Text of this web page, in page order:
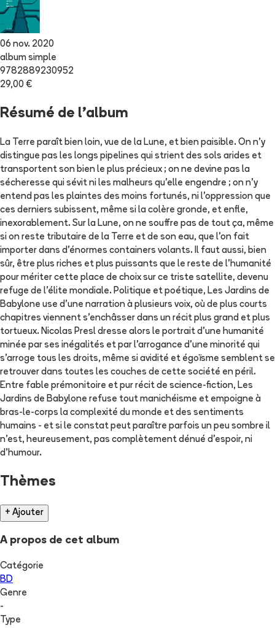
06 nov. 2020
album simple
9782889230952
29,00 €
Résumé de l'album
La Terre paraît bien loin, vue de la Lune, et bien paisible. On n'y
distingue pas les longs pipelines qui strient des sols arides et
transportent son bien le plus précieux ; on ne devine pas la
sécheresse qui sévit ni les malheurs qu'elle engendre ; on n'y
entend pas les plaintes des moins fortunés, ni l'oppression que
ces derniers subissent, même si la colère gronde, et enfle,
inexorablement. Sur la Lune, on ne souffre pas de tout ça, même
si on reste tributaire de la Terre et de son eau, que l'on fait
importer dans d'énormes containers volants. Il faut aussi, bien
sûr, être plus riches et plus puissants que le reste de l'humanité
pour mériter cette place de choix sur ce triste satellite, devenu
refuge de l'élite mondiale. Politique et poétique, Les Jardins de
Babylone use d'une narration à plusieurs voix, où de plus courts
chapitres viennent s'enchâsser dans un récit plus grand et plus
tortueux. Nicolas Presl dresse alors le portrait d'une humanité
minée par ses inégalités et par l'arrogance d'une minorité qui
s'arroge tous les droits, même si avidité et égoïsme semblent se
retrouver dans toutes les couches de cette société en péril.
Entre fable prémonitoire et pur récit de science-fiction, Les
Jardins de Babylone refuse tout manichéisme et empoigne à
bras-le-corps la complexité du monde et des sentiments
humains - et si le constat peut paraître parfois un peu sombre il
n'est, heureusement, pas complètement dénué d'espoir, ni
d'humour.
Thèmes
+ Ajouter
A propos de cet album
Catégorie
BD
Genre
-
Type